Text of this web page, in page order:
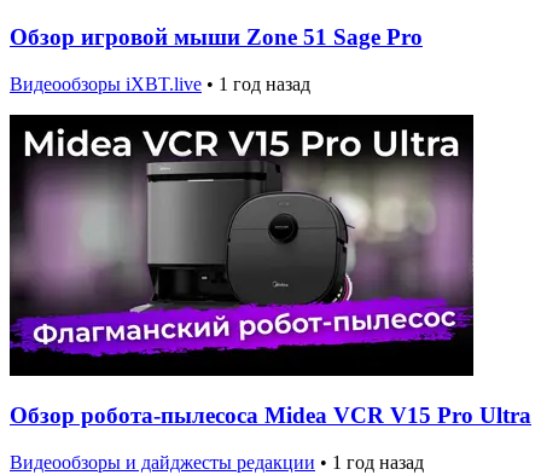
Обзор игровой мыши Zone 51 Sage Pro
Видеообзоры iXBT.live • 1 год назад
Обзор робота-пылесоса Midea VCR V15 Pro Ultra
Видеообзоры и дайджесты редакции • 1 год назад